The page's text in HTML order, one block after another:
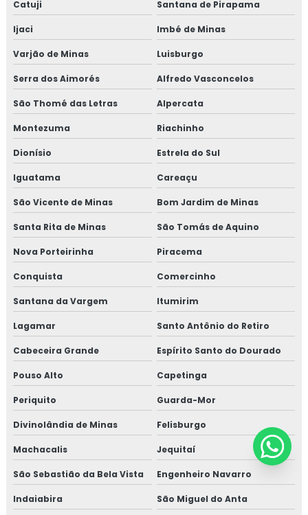
Catuji Santana de Pirapama
Ijaci Imbé de Minas
Varjão de Minas Luisburgo
Serra dos Aimorés Alfredo Vasconcelos
São Thomé das Letras Alpercata
Montezuma Riachinho
Dionísio Estrela do Sul
Iguatama Careaçu
São Vicente de Minas Bom Jardim de Minas
Santa Rita de Minas São Tomás de Aquino
Nova Porteirinha Piracema
Conquista Comercinho
Santana da Vargem Itumirim
Lagamar Santo Antônio do Retiro
Cabeceira Grande Espírito Santo do Dourado
Pouso Alto Capetinga
Periquito Guarda-Mor
Divinolândia de Minas Felisburgo
Machacalis Jequitaí
São Sebastião da Bela Vista Engenheiro Navarro
Indaiabira São Miguel do Anta